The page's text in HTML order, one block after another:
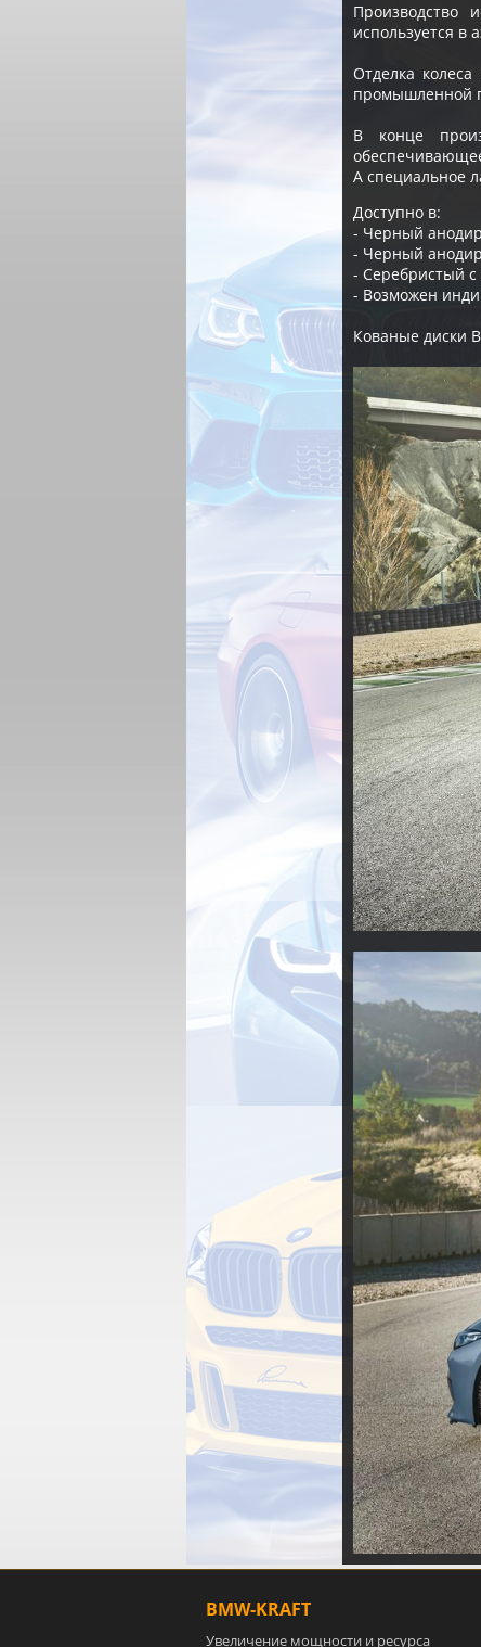
Производство
используется в
Отделка
промышленной
В конце
А специальное
Доступно в:
- Черный
- Черный
- Серебристый
- Возможен
Кованые диски
BMW-KRAFT
Увеличение мощности и ресурса